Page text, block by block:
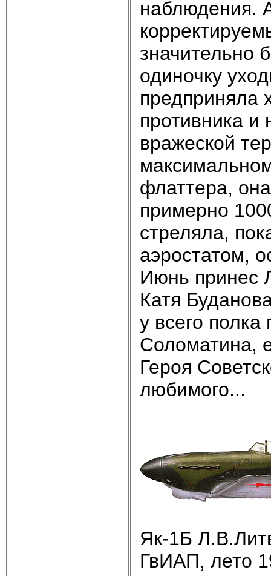
наблюдения.
значительно
одиночку
предприняла
противника и
вражеской
флаттера,
примерно
стреляла,
аэростатом,
Июнь принес
Катя
у всего
Соломатина,
Героя
любимого...
Як-1Б
ГвИАП, лето